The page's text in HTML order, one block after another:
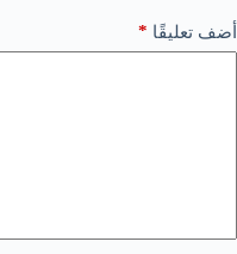
أضف تعليقًا *